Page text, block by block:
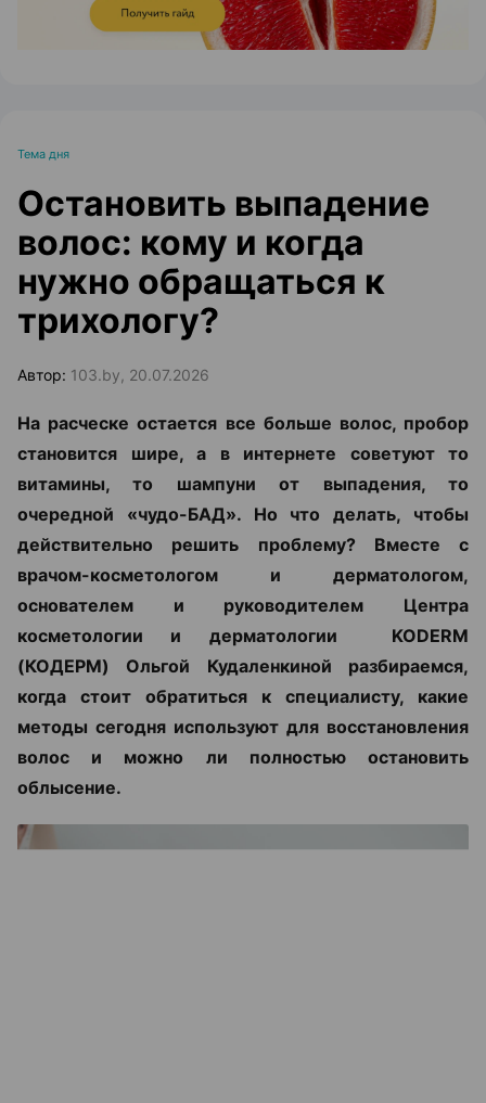
Тема дня
Остановить выпадение
волос: кому и когда
нужно обращаться к
трихологу?
Автор: 103.by, 20.07.2026
На расческе остается все больше волос, пробор
становится шире, а в интернете советуют то
витамины, то шампуни от выпадения, то
очередной «чудо-БАД». Но что делать, чтобы
действительно решить проблему? Вместе с
врачом-косметологом и дерматологом,
основателем и руководителем Центра
косметологии и дерматологии KODERM
(КОДЕРМ) Ольгой Кудаленкиной разбираемся,
когда стоит обратиться к специалисту, какие
методы сегодня используют для восстановления
волос и можно ли полностью остановить
облысение.